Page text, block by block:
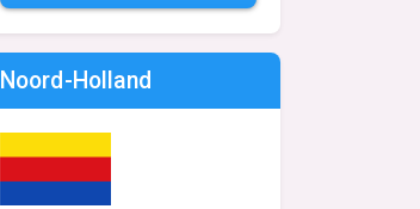
Noord-Holland